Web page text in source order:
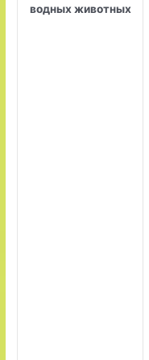
водных животных